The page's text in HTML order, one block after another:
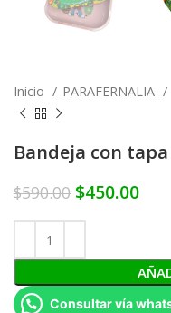
Inicio PARAFERNALIA
Bandeja con
$590.00 $450.00
Consultar vía